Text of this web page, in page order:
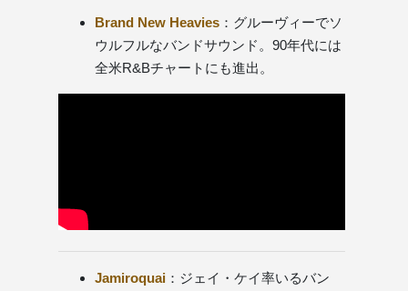
Brand New Heavies ：グルーヴィーでソ
ウルフルなバンドサウンド。90年代には
全米R&Bチャートにも進出。
Jamiroquai ：ジェイ・ケイ率いるバン